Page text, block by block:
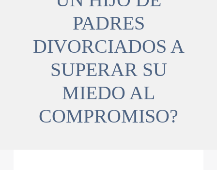
PADRES
DIVORCIADOS A
SUPERAR SU
MIEDO AL
COMPROMISO?